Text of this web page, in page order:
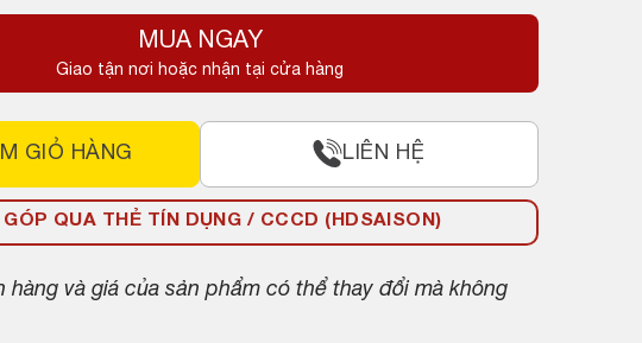
₫.
₫.
MUA NGAY
Giao tận nơi hoặc nhận tại cửa hàng
GIỎ HÀNG LIÊN HỆ
GÓP QUA THẺ TÍN DỤNG / CCCD (HDSAISON)
hàng và giá của sản phẩm có thể thay đổi mà không